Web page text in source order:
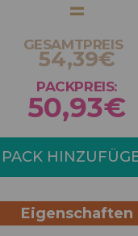
GESAMTPREIS
54,39€
PACKPREIS:
50,93€
PACK
Eigenschaften